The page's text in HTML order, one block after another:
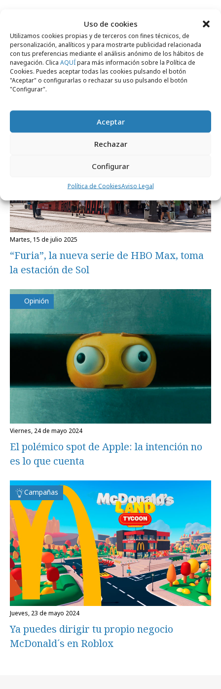
Uso de cookies
Utilizamos cookies propias y de terceros con fines técnicos, de
personalización, analíticos y para mostrarte publicidad relacionada
con tus preferencias mediante el análisis anónimo de los hábitos de
navegación. Clica AQUÍpara más información sobre la Política de
Cookies. Puedes aceptar todas las cookies pulsando el botón
"Aceptar" o configurarlas o rechazar su uso pulsando el botón
"Configurar".
Aceptar
Rechazar
Configurar
Política de CookiesAviso Legal
Noticias Relacionadas
Campañas
martes, 15 de julio 2025
“Furia”, la nueva serie de HBO Max, toma
la estación de Sol
Opinión
viernes, 24 de mayo 2024
El polémico spot de Apple: la intención no
es lo que cuenta
Campañas
jueves, 23 de mayo 2024
Ya puedes dirigir tu propio negocio
McDonald´s en Roblox